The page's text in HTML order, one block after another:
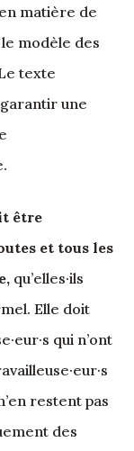
matière de
modèle des
texte
une
être
et tous les
qu’elles·ils
Elle doit
qui n’ont
restent pas
des